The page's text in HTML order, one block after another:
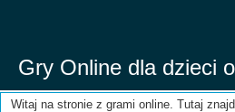
Gry Online dla dzieci
Witaj na stronie z grami online. Tutaj